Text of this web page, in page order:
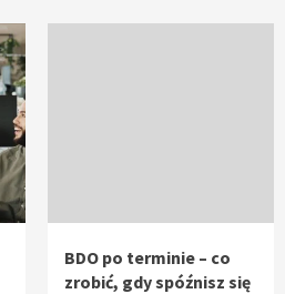
BDO po terminie – co
zrobić, gdy spóźnisz się